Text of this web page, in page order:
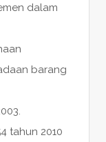
dalam
barang
tahun 2010